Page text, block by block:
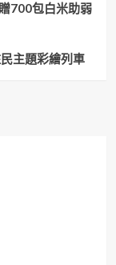
700包白米助弱
主題彩繪列車